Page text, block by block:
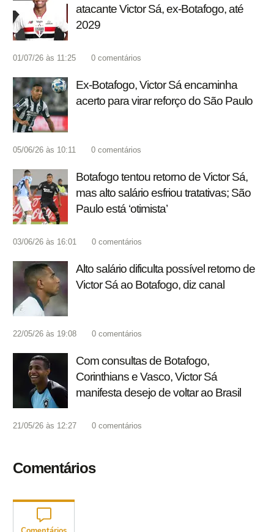
atacante Victor Sá, ex-Botafogo, até
2029
01/07/26 às 11:25 0 comentários
Ex-Botafogo, Victor Sá encaminha
acerto para virar reforço do São Paulo
05/06/26 às 10:11 0 comentários
Botafogo tentou retorno de Victor Sá,
mas alto salário esfriou tratativas; São
Paulo está ‘otimista’
03/06/26 às 16:01 0 comentários
Alto salário dificulta possível retorno de
Victor Sá ao Botafogo, diz canal
22/05/26 às 19:08 0 comentários
Com consultas de Botafogo,
Corinthians e Vasco, Victor Sá
manifesta desejo de voltar ao Brasil
21/05/26 às 12:27 0 comentários
Comentários